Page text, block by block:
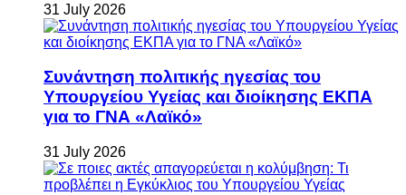
31 July 2026
Συνάντηση πολιτικής ηγεσίας του
Υπουργείου Υγείας και διοίκησης ΕΚΠΑ
για το ΓΝΑ «Λαϊκό»
31 July 2026